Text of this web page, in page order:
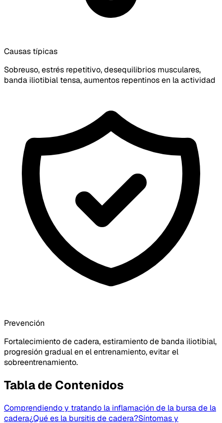
Causas típicas
Sobreuso, estrés repetitivo, desequilibrios musculares,
banda iliotibial tensa, aumentos repentinos en la actividad
Prevención
Fortalecimiento de cadera, estiramiento de banda iliotibial,
progresión gradual en el entrenamiento, evitar el
sobreentrenamiento.
Tabla de Contenidos
Comprendiendo y tratando la inflamación de la bursa de la
cadera¿Qué es la bursitis de cadera?Síntomas y